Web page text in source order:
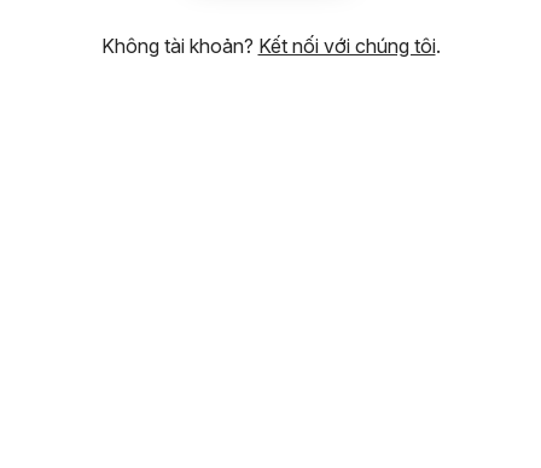
Không tài khoản? Kết nối với chúng tôi.